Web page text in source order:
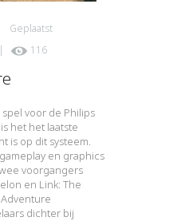
Geplaatst
| 116
spel voor de Philips
het het laatste
is op dit systeem.
en graphics
voorgangers
en Link: The
Adventure
dichter bij